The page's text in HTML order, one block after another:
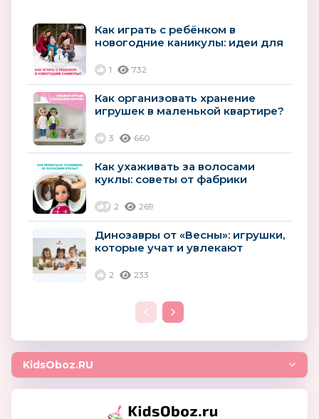
Как играть с ребёнком в
новогодние каникулы: идеи для
1 732
Как организовать хранение
игрушек в маленькой квартире?
3 660
Как ухаживать за волосами
куклы: советы от фабрики
2 269
Динозавры от «Весны»: игрушки,
которые учат и увлекают
2 233
KidsOboz.RU